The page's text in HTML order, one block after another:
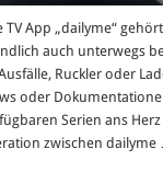
TV App „dailyme“
auch unterwegs
Ruckler oder
oder
Serien ans
zwischen dailyme